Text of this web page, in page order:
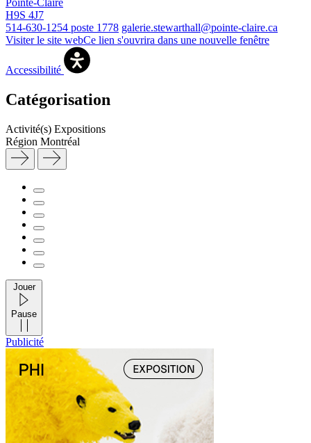
Pointe-Claire
H9S 4J7
514-630-1254 poste 1778 galerie.stewarthall@pointe-claire.ca
Visiter le site webCe lien s'ouvrira dans une nouvelle fenêtre
Accessibilité
Catégorisation
Activité(s) Expositions
Région Montréal
Jouer
Pause
Publicité